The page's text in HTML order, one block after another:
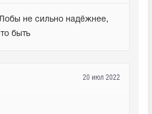
не сильно надёжнее,
быть
20 июл 2022